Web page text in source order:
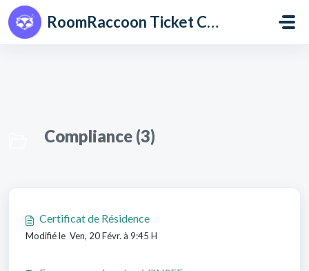
Passer au contenu principal
RoomRaccoon Ticket Centre
Compliance (3)
Certificat de Résidence
Modifié le Ven, 20 Févr. à 9:45 H